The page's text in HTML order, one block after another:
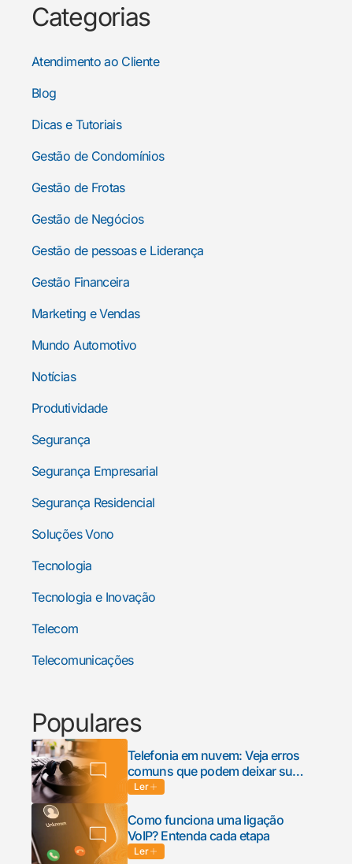
Categorias
Atendimento ao Cliente
Blog
Dicas e Tutoriais
Gestão de Condomínios
Gestão de Frotas
Gestão de Negócios
Gestão de pessoas e Liderança
Gestão Financeira
Marketing e Vendas
Mundo Automotivo
Notícias
Produtividade
Segurança
Segurança Empresarial
Segurança Residencial
Soluções Vono
Tecnologia
Tecnologia e Inovação
Telecom
Telecomunicações
Populares
Telefonia em nuvem: Veja erros
comuns que podem deixar sua
empresa em risco
Ler
Como funciona uma ligação
VoIP? Entenda cada etapa
Ler